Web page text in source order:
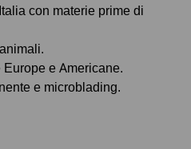
con materie prime di
e Americane.
e microblading.